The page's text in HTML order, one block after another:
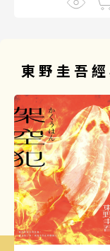
東野圭吾